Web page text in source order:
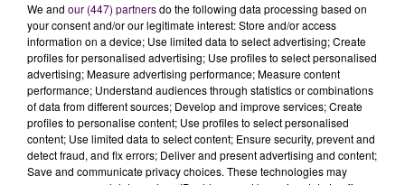
FORFAIT SUR BLESSURE MAIS DÉJÀ
We and our (447) partnersdo the following data processing based on
your consent and/or our legitimate interest: Store and/or access
information on a device; Use limited data to select advertising; Create
profiles for personalised advertising; Use profiles to select personalised
advertising; Measure advertising performance; Measure content
performance; Understand audiences through statistics or combinations
of data from different sources; Develop and improve services; Create
profiles to personalise content; Use profiles to select personalised
content; Use limited data to select content; Ensure security, prevent and
detect fraud, and fix errors; Deliver and present advertising and content;
Save and communicate privacy choices. These technologies may